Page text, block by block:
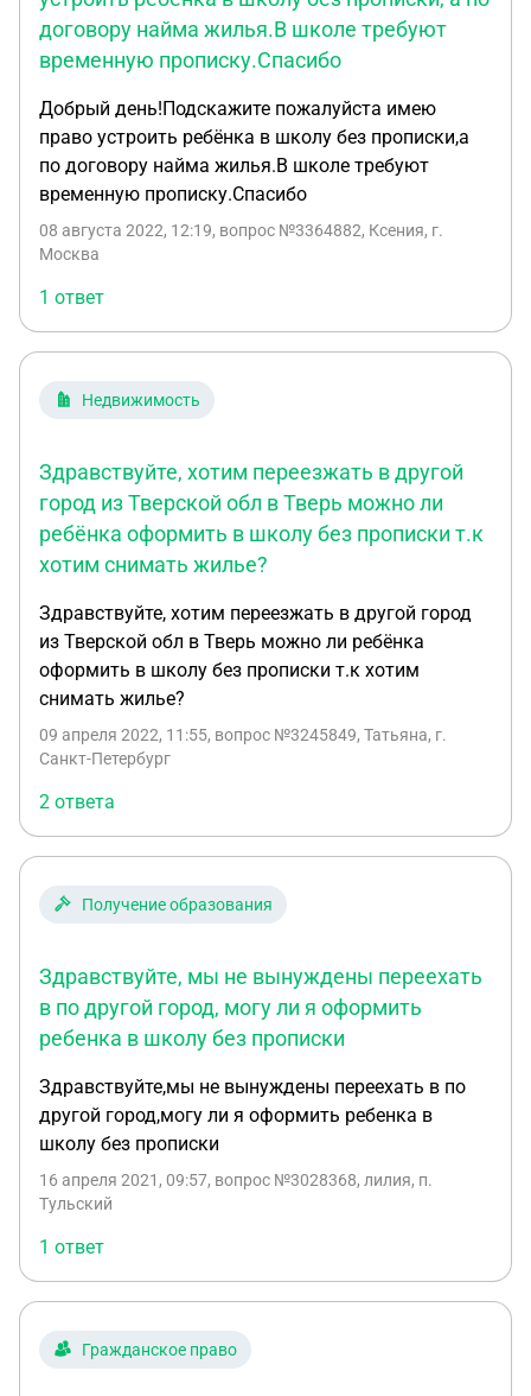
договору найма жилья.В школе требуют
временную прописку.Спасибо
Добрый день!Подскажите пожалуйста имею
право устроить ребёнка в школу без прописки,а
по договору найма жилья.В школе требуют
временную прописку.Спасибо
08 августа 2022, 12:19, вопрос №3364882, Ксения, г.
Москва
1 ответ
Недвижимость
Здравствуйте, хотим переезжать в другой
город из Тверской обл в Тверь можно ли
ребёнка оформить в школу без прописки т.к
хотим снимать жилье?
Здравствуйте, хотим переезжать в другой город
из Тверской обл в Тверь можно ли ребёнка
оформить в школу без прописки т.к хотим
снимать жилье?
09 апреля 2022, 11:55, вопрос №3245849, Татьяна, г.
Санкт-Петербург
2 ответа
Получение образования
Здравствуйте, мы не вынуждены переехать
в по другой город, могу ли я оформить
ребенка в школу без прописки
Здравствуйте,мы не вынуждены переехать в по
другой город,могу ли я оформить ребенка в
школу без прописки
16 апреля 2021, 09:57, вопрос №3028368, лилия, п.
Тульский
1 ответ
Гражданское право